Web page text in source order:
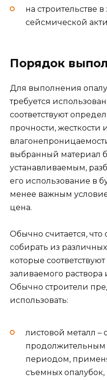
на строительстве
сейсмической
Порядок
Для выполнения
требуется
соответствуют
прочности, жесткости и
выбранный материал
устанавливаемым,
его использование в
менее важным
цена.
Обычно считается,
собирать из
которые
заливаемого раствора
Обычно строители
использовать:
листовой металл –
продолжительным
периодом,
съемных